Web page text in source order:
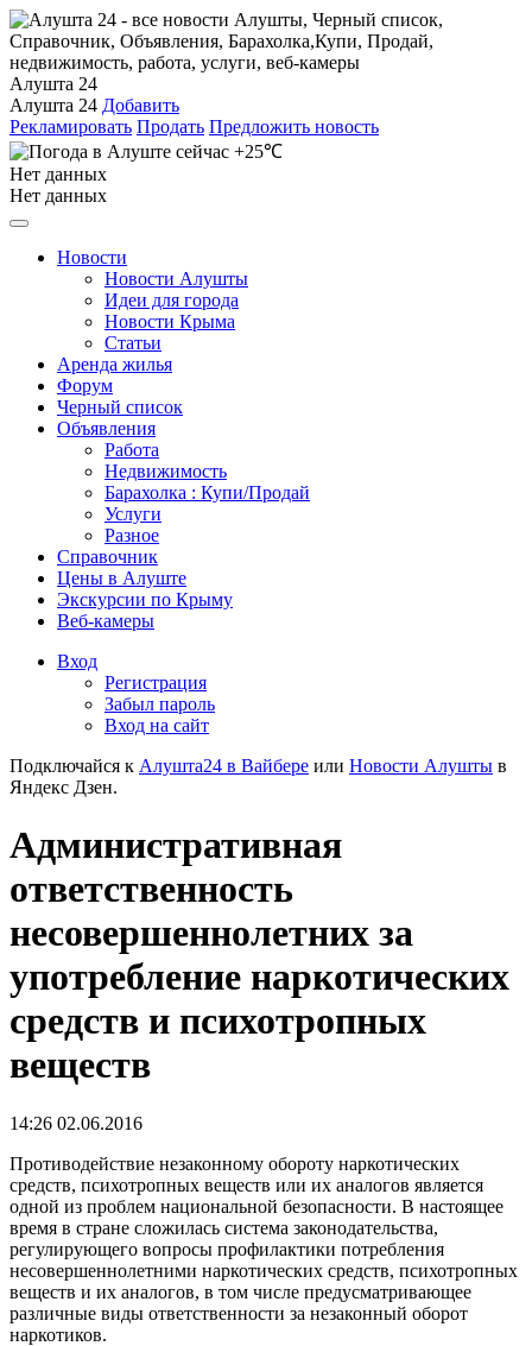
Алушта 24
Алушта 24 Добавить
Рекламировать Продать Предложить новость
+25℃
Нет данных
Нет данных
Новости
Новости Алушты
Идеи для города
Новости Крыма
Статьи
Аренда жилья
Форум
Черный список
Объявления
Работа
Недвижимость
Барахолка : Купи/Продай
Услуги
Разное
Справочник
Цены в Алуште
Экскурсии по Крыму
Веб-камеры
Вход
Регистрация
Забыл пароль
Вход на сайт
Подключайся к Алушта24 в Вайбере или Новости Алушты в
Яндекс Дзен.
Административная
ответственность
несовершеннолетних за
употребление наркотических
средств и психотропных
веществ
14:26 02.06.2016
Противодействие незаконному обороту наркотических
средств, психотропных веществ или их аналогов является
одной из проблем национальной безопасности. В настоящее
время в стране сложилась система законодательства,
регулирующего вопросы профилактики потребления
несовершеннолетними наркотических средств, психотропных
веществ и их аналогов, в том числе предусматривающее
различные виды ответственности за незаконный оборот
наркотиков.